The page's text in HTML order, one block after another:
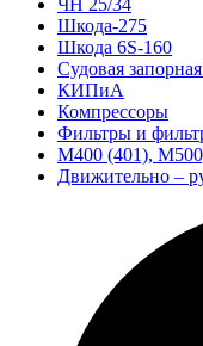
ЧН 25/34
Шкода-275
Шкода 6S-160
Судовая
КИПиА
Компрессоры
Фильтры и
М400 (401),
Движительно –